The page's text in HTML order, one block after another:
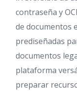
contraseña y
de documentos
prediseñadas
documentos
plataforma
preparar